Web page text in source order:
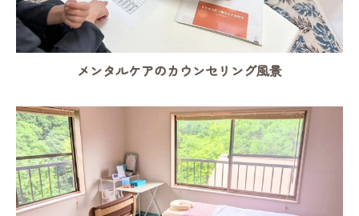
メンタルケアのカウンセリング風景